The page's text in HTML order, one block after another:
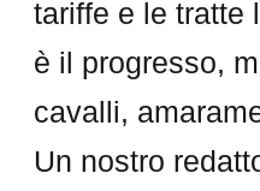
tariffe e le tratte
è il progresso,
cavalli,
Un nostro